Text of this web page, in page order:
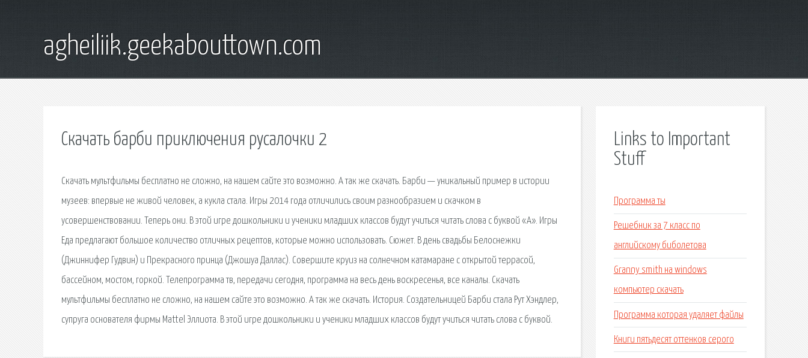
agheiliik.geekabouttown.com
Скачать барби приключения русалочки 2
Скачать мультфильмы бесплатно не сложно, на нашем сайте это возможно. А так же скачать. Барби — уникальный пример в истории
музеев: впервые не живой человек, а кукла стала. Игры 2014 года отличились своим разнообразием и скачком в
усовершенствовании. Теперь они. В этой игре дошкольники и ученики младших классов будут учиться читать слова с буквой «А». Игры
Еда предлагают большое количество отличных рецептов, которые можно использовать. Сюжет. В день свадьбы Белоснежки
(Джиннифер Гудвин) и Прекрасного принца (Джошуа Даллас). Совершите круиз на солнечном катамаране с открытой террасой,
бассейном, мостом, горкой. Телепрограмма тв, передачи сегодня, программа на весь день воскресенья, все каналы. Скачать
мультфильмы бесплатно не сложно, на нашем сайте это возможно. А так же скачать. История. Создательницей Барби стала Рут Хэндлер,
супруга основателя фирмы Mattel Эллиота. В этой игре дошкольники и ученики младших классов будут учиться читать слова с буквой.
Links to Important
Stuff
Программа ты
Решебник за 7 класс по
английскому биболетова
Granny smith на windows
компьютер скачать
Программа которая удаляет файлы
Книги пятьдесят оттенков серого